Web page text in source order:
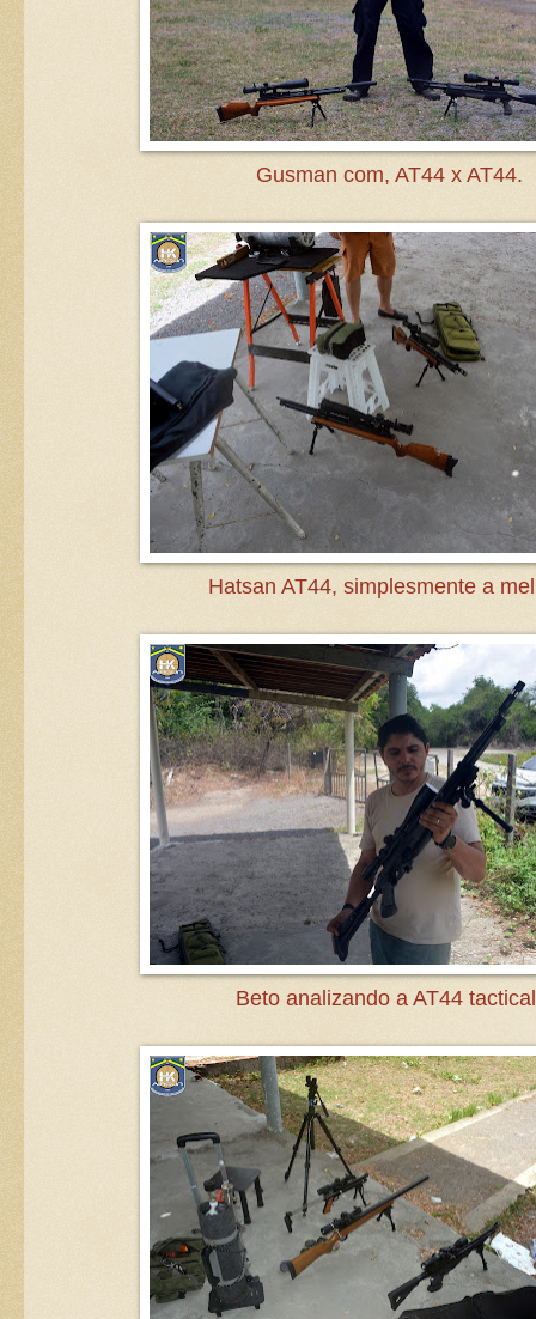
Gusman com, AT44 x AT44.
Hatsan AT44, simplesmente a
Beto analizando a AT44